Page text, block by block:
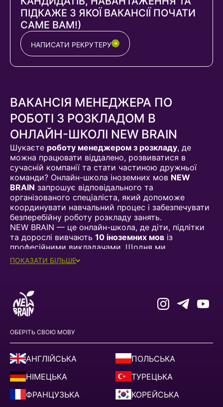
ПІДКАЖЕ З ЯКОЇ ВАКАНСІЇ ПОЧАТИ
САМЕ ВАМ!)
НАПИСАТИ РЕКРУТЕРУ
ВАКАНСІЯ МЕНЕДЖЕРА ПО
РОБОТІ З РОЗКЛАДОМ В
ОНЛАЙН-ШКОЛІ NEW BRAIN
Шукаєте роботу менеджером з розкладу, де
можна працювати віддалено, розвиватися в
сучасній компанії та стати частиною дружньої
команди? Онлайн-школа іноземних мов NEW
BRAIN запрошує відповідального та
організованого спеціаліста, який допоможе
координувати навчальний процес і забезпечувати
безперебійну роботу розкладу занять.
NEW BRAIN — це онлайн-школа, де діти, підлітки
та дорослі вивчають 10 іноземних мов із
професійними викладачами. Щодня ми
організовуємо десятки занять, тому ефективне
планування розкладу є одним із ключових
КОГО МИ ШУКАЄМО
Ми будемо раді бачити у своїй команді як
спеціалістів із досвідом роботи, так і кандидатів
відповідально ставитися до своїх обов'язків.
Ця вакансія підійде Вам, якщо Ви:
маєте досвід роботи з розкладом, графіками
або прагнете освоїти нову професію та готові
відповідально працювати в довгостроковій
ПОКАЗАТИ БІЛЬШЕ
ОБЕРІТЬ СВОЮ МОВУ
АНГЛІЙСЬКА
НІМЕЦЬКА
ФРАНЦУЗЬКА
ПОЛЬСЬКА
ТУРЕЦЬКА
КОРЕЙСЬКА